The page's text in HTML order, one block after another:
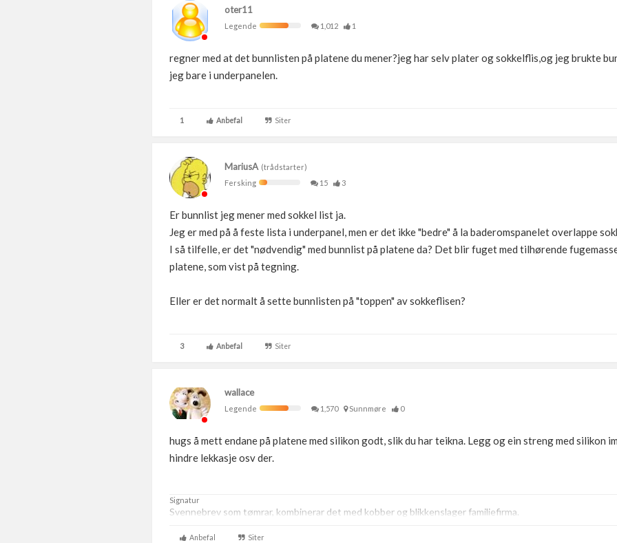
oter11
Legende
1,012 1
regner med at det bunnlisten på platene du mener?jeg har selv plater og sokkelflis,og jeg brukte
jeg bare i underpanelen.
1 Anbefal Siter
MariusA (trådstarter)
Fersking
15 3
Er bunnlist jeg mener med sokkel list ja.
Jeg er med på å feste lista i underpanel, men er det ikke "bedre" å la baderomspanelet overlappe
I så tilfelle, er det "nødvendig" med bunnlist på platene da? Det blir fuget med tilhørende
platene, som vist på tegning.
Eller er det normalt å sette bunnlisten på "toppen" av sokkeflisen?
3 Anbefal Siter
wallace
Legende
1,570 Sunnmøre 0
hugs å mett endane på platene med silikon godt, slik du har teikna. Legg og ein streng med silikon
hindre lekkasje osv der.
Signatur
Svennebrev som tømrar, kombinerar det med kobber og blikkenslager familiefirma.
Anbefal Siter